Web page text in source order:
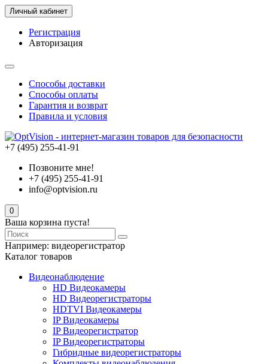
Личный кабинет
Регистрация
Авторизация
Способы доставки
Способы оплаты
Гарантия и возврат
Правила и условия
+7 (495) 255-41-91
Позвоните мне!
+7 (495) 255-41-91
info@optvision.ru
0
Ваша корзина пуста!
Например: видеорегистратор
Каталог товаров
Видеонаблюдение
HD Видеокамеры
HD Видеорегистраторы
HDTVI Видеокамеры
IP Видеокамеры
IP Видеорегистратор
IP Видеорегистраторы
Гибридные видеорегистраторы